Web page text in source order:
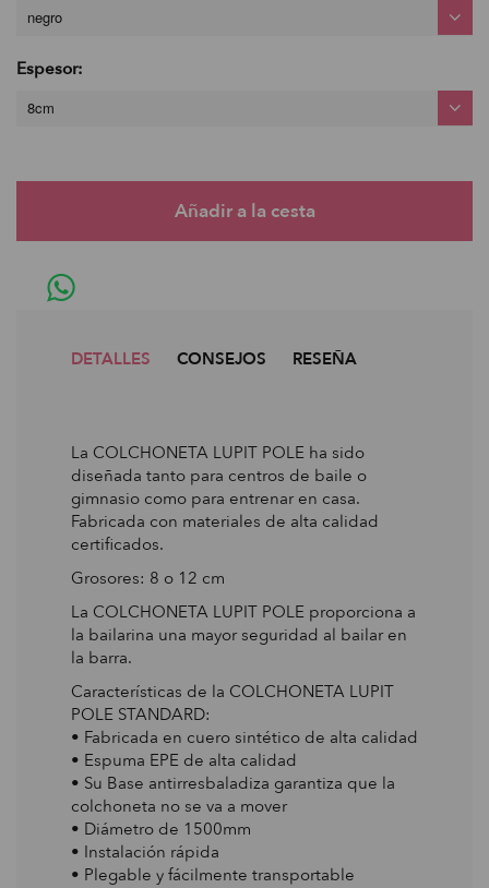
negro
Espesor:
8cm
DETALLES CONSEJOS RESEÑA
La COLCHONETA LUPIT POLE ha sido
diseñada tanto para centros de baile o
gimnasio como para entrenar en casa.
Fabricada con materiales de alta calidad
certificados.
Grosores: 8 o 12 cm
La COLCHONETA LUPIT POLE proporciona a
la bailarina una mayor seguridad al bailar en
la barra.
Características de la COLCHONETA LUPIT
POLE STANDARD:
• Fabricada en cuero sintético de alta calidad
• Espuma EPE de alta calidad
• Su Base antirresbaladiza garantiza que la
colchoneta no se va a mover
• Diámetro de 1500mm
• Instalación rápida
• Plegable y fácilmente transportable